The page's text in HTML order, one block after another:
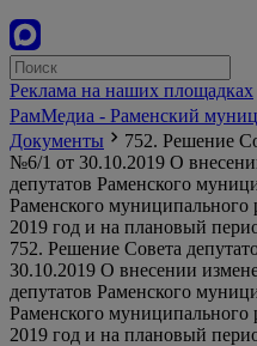
Реклама на наших площадках
РамМедиа - Раменский
Документы
752. Решение
№6/1 от 30.10.2019 О
депутатов Раменского
Раменского муниципального
2019 год и на плановый
752. Решение Совета
30.10.2019 О внесении
депутатов Раменского
Раменского муниципального
2019 год и на плановый